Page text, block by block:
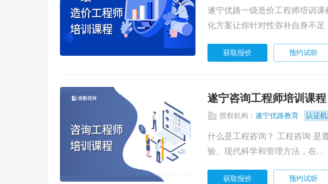
遂宁优路一级造价工程师培训
化方案让你针对性弥补自身不足
获取报价 预约试听
遂宁咨询工程师培训课程
授权机构： 遂宁优路教育 认证
什么是工程咨询？ 工程咨询 是遵循独立、公正、科学的原则，综合运用多学科知识、工程实践经
验、现代科学和管理方法，在...
获取报价 预约试听